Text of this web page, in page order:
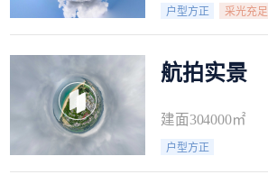
户型方正 采光充足
航拍实景
建面304000㎡
户型方正